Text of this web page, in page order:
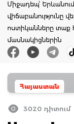
Միջադեպ՝
վիճաբանությունը
ոստիկանները տաք
մասնակիցներին
Հայաստան
3020 դիտում